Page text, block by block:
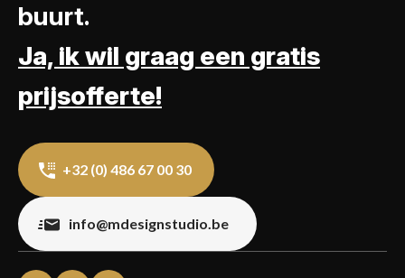
buurt.
Ja, ik wil graag een gratis
prijsofferte!
+32 (0) 486 67 00 30
info@mdesignstudio.be